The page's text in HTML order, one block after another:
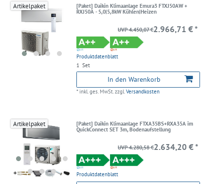
Artikelpaket
[Paket] Daikin Klimaanlage Emura3 FTXJ50AW +
RXJ50A - 5,0|5,8kW Kühlen|Heizen
Produktdatenblatt
UVP 4.450,07 €2.966,71 € *
1 Set
In den Warenkorb
* inkl. ges. MwSt.zzgl.Versandkosten
Artikelpaket
[Paket] Daikin Klimaanlage FTXA35BS+RXA35A im
QuickConnect SET 3m, Bodenaufstellung
Produktdatenblatt
UVP 4.280,58 €2.634,20 € *